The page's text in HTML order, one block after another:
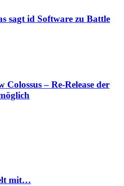
sagt id Software zu Battle
Colossus – ​Re-Release der
mit…